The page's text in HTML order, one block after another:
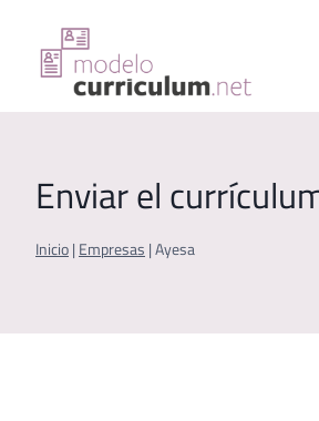
contenido
Enviar el
Inicio | Empresas | Ayesa